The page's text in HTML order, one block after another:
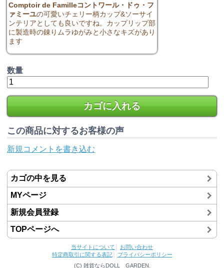
Comptoir de Familleコントワール・ドゥ・フ
ァミーユの可愛いチェリー柄カップ&ソーサイ
ンテリアとしても良いですね。カップリップ部
に製造時の錬りムラゆがみと小さなキズがあり
ます
数量
カゴに入れる
この商品に対するお客様の声
新規コメントを書き込む
カゴの中を見る
MYページ
新規会員登録
TOPページへ
当サイトについて
お問い合わせ
特定商取引に関する表記│
プライバシーポリシー
(C) 雑貨ならDOLL GARDEN.